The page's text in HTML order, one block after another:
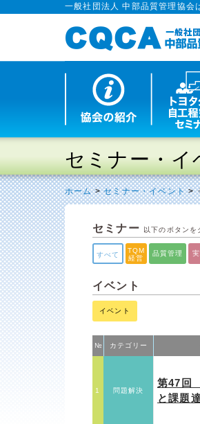
一般社団法人 中部品質管理協会
セミナー・イ
ホーム>セミナー・イベント>
セミナー 以下のボタン
すべて
TQM
経営
品質管理
イベント
イベント
№ カテゴリー
1 問題解決
第47回
と課題